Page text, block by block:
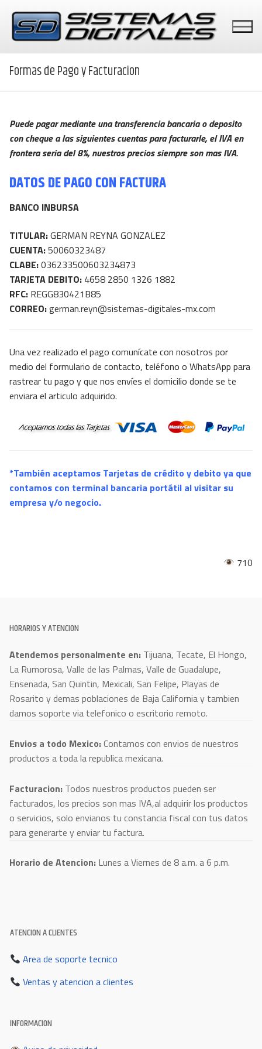
contenido
PERIFERICOS
BASCULAS
PAGOS CON TARJETAS
SOPORTE TÉCNICO
Buscar:
Formas de Pago y Facturacion
Puede pagar mediante una transferencia bancaria o deposito
con cheque a las siguientes cuentas para facturarle, el IVA en
frontera seria del 8%, nuestros precios siempre son mas IVA.
DATOS DE PAGO CON FACTURA
BANCO INBURSA
TITULAR:GERMAN REYNA GONZALEZ
CUENTA:50060323487
CLABE:036233500603234873
TARJETA DEBITO: 4658 2850 1326 1882
RFC: REGG830421B85
CORREO:german.reyn@sistemas-digitales-mx.com
Una vez realizado el pago comunícate con nosotros por
medio del formulario de contacto, teléfono o WhatsApp para
rastrear tu pago y que nos envíes el domicilio donde se te
enviara el articulo adquirido.
*También aceptamos Tarjetas de crédito y debito ya que
contamos con terminal bancaria portátil al visitar su
empresa y/o negocio.
710
HORARIOS Y ATENCION
Atendemos personalmente en: Tijuana, Tecate, El Hongo,
La Rumorosa, Valle de las Palmas, Valle de Guadalupe,
Ensenada, San Quintin, Mexicali, San Felipe, Playas de
Rosarito y demas poblaciones de Baja California y tambien
damos soporte via telefonico o escritorio remoto.
Envios a todo Mexico:Contamos con envios de nuestros
productos a toda la republica mexicana.
Facturacion: Todos nuestros productos pueden ser
facturados, los precios son mas IVA,al adquirir los productos
o servicios, solo envianos tu constancia fiscal con tus datos
para generarte y enviar tu factura.
Horario de Atencion: Lunes a Viernes de 8 a.m. a 6 p.m.
ATENCION A CLIENTES
Area de soporte tecnico
Ventas y atencion a clientes
INFORMACION